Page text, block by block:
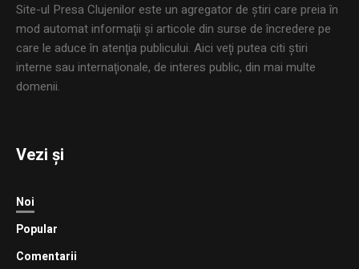
Site-ul Presa Clujenilor este un agregator de ştiri care preia în
mod automat informaţii şi articole din surse de încredere pe
care le aduce în atenţia publicului. Aici veţi putea citi ştiri
interne sau internaţionale, de interes public, din mai multe
domenii.
Vezi și
Noi
Popular
Comentarii